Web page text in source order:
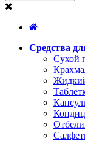
Средства
Сухой